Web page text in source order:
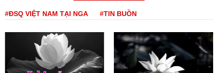
#ĐSQ VIỆT NAM TẠI NGA #TIN BUỒN